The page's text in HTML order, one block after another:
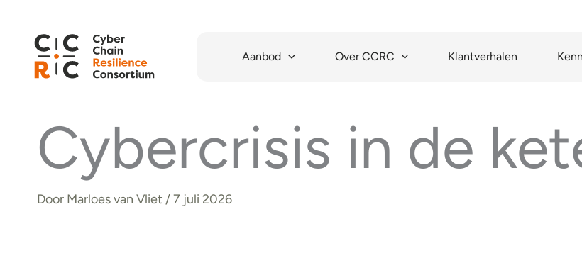
Aanbod Over CCRC Klantverhalen
Cybercrisis in de
Door Marloes van Vliet /7 juli 2026